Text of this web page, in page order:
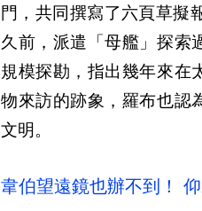
門，共同撰寫了六頁草擬
久前，派遣「母艦」探索
規模探勘，指出幾年來在
物來訪的跡象，羅布也認
文明。
韋伯望遠鏡也辦不到！